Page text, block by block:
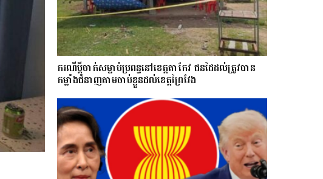
ករណីប្ដីចាក់សម្លាប់ប្រពន្ធនៅខេត្តតាកែវ ជនដៃដល់ត្រូវបាន
កម្លាំងជំនាញតាមចាប់ខ្លួនដល់ខេត្តព្រៃវែង